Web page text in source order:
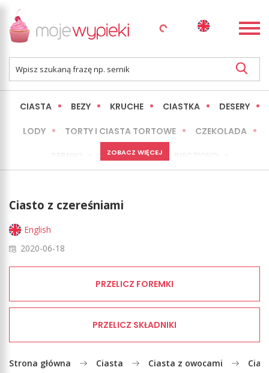
CIASTA BEZY KRUCHE CIASTKA DESERY
LODY TORTY I CIASTA TORTOWE CZEKOLADA
MINI WYPIEKI
LŻEJSZE / ZDROWSZE
ZOBACZ WIĘCEJ
Ciasto z czereśniami
English
2020-06-18
PRZELICZ FOREMKI
PRZELICZ SKŁADNIKI
Strona główna Ciasta Ciasta z owocami